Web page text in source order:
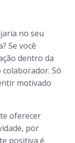
no seu
Se você
dentro da
Só
motivado
oferecer
por
positiva é